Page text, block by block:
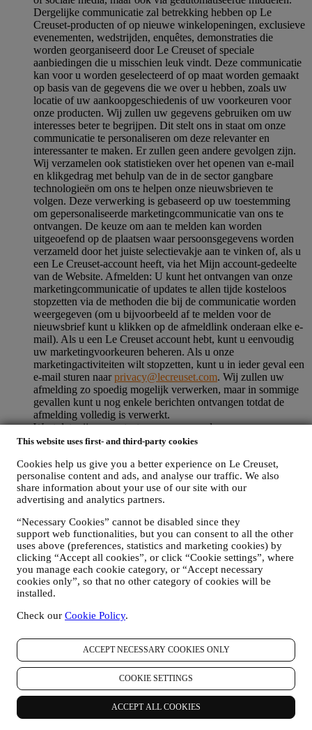
This website uses first- and third-party cookies
Cookies help us give you a better experience on Le Creuset,
personalise content and ads, and analyse our traffic. We also
share information about your use of our site with our
advertising and analytics partners.
“Necessary Cookies” cannot be disabled since they
support web functionalities, but you can consent to all the other
uses above (preferences, statistics and marketing cookies) by
clicking “Accept all cookies”, or click “Cookie settings”, where
you manage each cookie category, or “Accept necessary
cookies only”, so that no other category of cookies will be
installed.
Check our Cookie Policy.
ACCEPT NECESSARY COOKIES ONLY
COOKIE SETTINGS
ACCEPT ALL COOKIES
Dergelijke communicatie zal betrekking hebben op Le
Creuset-producten of op nieuwe winkelopeningen, exclusieve
evenementen, wedstrijden, enquêtes, demonstraties die
worden georganiseerd door Le Creuset of speciale
aanbiedingen die u misschien leuk vindt. Deze communicatie
kan voor u worden geselecteerd of op maat worden gemaakt
op basis van de gegevens die we over u hebben, zoals uw
locatie of uw aankoopgeschiedenis of uw voorkeuren voor
onze producten. Wij zullen uw gegevens gebruiken om uw
interesses beter te begrijpen. Dit stelt ons in staat om onze
communicatie te personaliseren om deze relevanter en
interessanter te maken. Er zullen geen andere gevolgen zijn.
Wij verzamelen ook statistieken over het openen van e-mail
en klikgedrag met behulp van de in de sector gangbare
technologieën om ons te helpen onze nieuwsbrieven te
volgen. Deze verwerking is gebaseerd op uw toestemming
om gepersonaliseerde marketingcommunicatie van ons te
ontvangen. De keuze om aan te melden kan worden
uitgeoefend op de plaatsen waar persoonsgegevens worden
verzameld door het juiste selectievakje aan te vinken of, als u
een Le Creuset-account heeft, via het Mijn account-gedeelte
van de Website. Afmelden: U kunt het ontvangen van onze
marketingcommunicatie of updates te allen tijde kosteloos
stopzetten via de methoden die bij de communicatie worden
weergegeven (om u bijvoorbeeld af te melden voor de
nieuwsbrief kunt u klikken op de afmeldlink onderaan elke e-
mail). Als u een Le Creuset account hebt, kunt u eenvoudig
uw marketingvoorkeuren beheren. Als u onze
marketingactiviteiten wilt stopzetten, kunt u in ieder geval een
e-mail sturen naarprivacy@lecreuset.com. Wij zullen uw
afmelding zo spoedig mogelijk verwerken, maar in sommige
gevallen kunt u nog enkele berichten ontvangen totdat de
afmelding volledig is verwerkt.
Weet dat wij uw contactgegevens en andere
persoonsgegevens niet doorgeven of verkopen aan andere
RE-TARGETING / OM ONZE AANBIEDINGEN AAN
TE PASSEN EN DE KLANTERVARING TE
VERBETEREN
Wij willen uw gegevens gebruiken om onze diensten en
om u een gepersonaliseerde Le Creuset-klantervaring te
bieden. Wij doen dit door uw gewoontes of interesses te
analyseren, bijvoorbeeld met betrekking tot de meest bekeken
producten, uw interactie met ons op sociale media, welke
pagina's van onze Website u bezoekt, welke inhoud van onze
aanbiedingen u leest. Wij doen dit voornamelijk door en ook
verzameld zodra u zich inschrijft voor onze gepersonaliseerde
om onze advertenties op andere sites te beheren, toegang te
verlenen tot specifieke inhoud, de inhoud of de aanbiedingen
die u op de Website ziet aan te passen of, als u toestemming
hebt gegeven om u aan te melden voor onze
marketingcommunicatie, om u relevante
communicatie/berichten te sturen waarvan wij denken dat u
die leuk vindt. Er zullen geen andere gevolgen zijn. Het